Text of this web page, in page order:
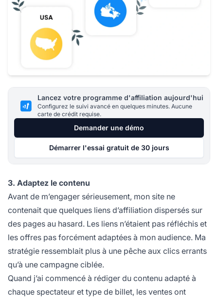
Lancez votre programme d'affiliation aujourd'hui
Configurez le suivi avancé en quelques minutes. Aucune
carte de crédit requise.
Demander une démo
Démarrer l'essai gratuit de 30 jours
3. Adaptez le contenu
Avant de m’engager sérieusement, mon site ne
contenait que quelques liens d’affiliation dispersés sur
des pages au hasard. Les liens n’étaient pas réfléchis et
les offres pas forcément adaptées à mon audience. Ma
stratégie ressemblait plus à une pêche aux clics errants
qu’à une campagne ciblée.
Quand j’ai commencé à rédiger du contenu adapté à
chaque spectateur et type de billet, les ventes ont